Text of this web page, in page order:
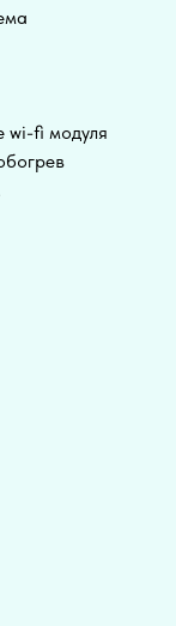
wi-fi модуля